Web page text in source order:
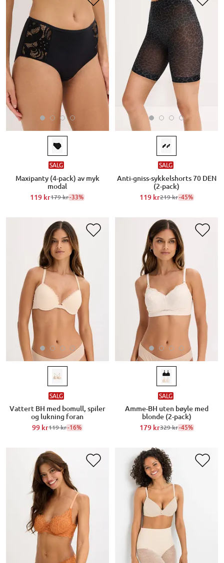
SALG
Maxipanty (4-pack) av myk
modal
119 kr179 kr-33%
SALG
Anti-gniss-sykkelshorts 70 DEN
(2-pack)
119 kr219 kr-45%
SALG
Vattert BH med bomull, spiler
og lukning foran
99 kr119 kr-16%
SALG
Amme-BH uten bøyle med
blonde (2-pack)
179 kr329 kr-45%